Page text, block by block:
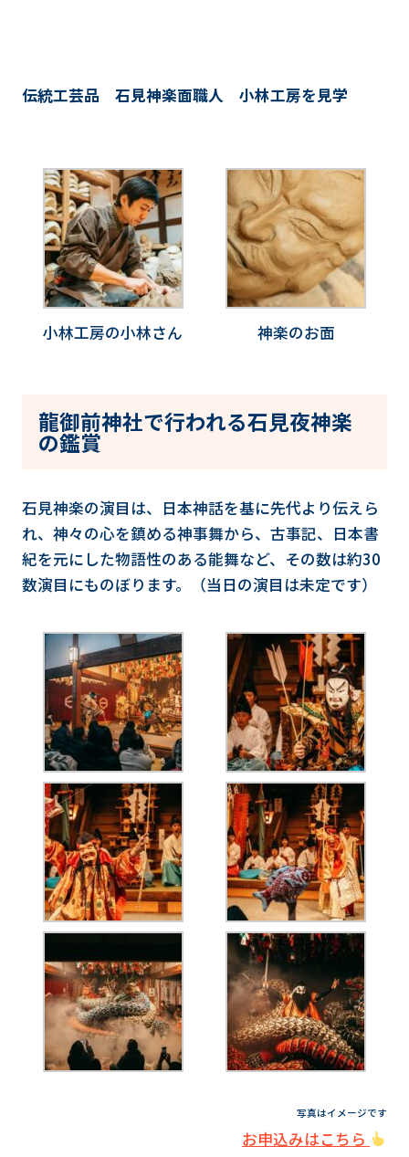
伝統工芸品 石見神楽面職人 小林工房を見学
小林工房の小林さん 神楽のお面
龍御前神社で行われる石見夜神楽
の鑑賞
石見神楽の演目は、日本神話を基に先代より伝えら
れ、神々の心を鎮める神事舞から、古事記、日本書
紀を元にした物語性のある能舞など、その数は約30
数演目にものぼります。（当日の演目は未定です）
写真はイメージです
お申込みはこちら